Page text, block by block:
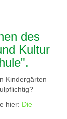
des
Kultur
Kindergärten
hier: Die